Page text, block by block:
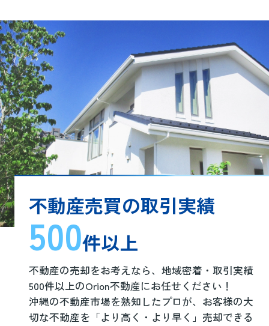
3190万円
物件詳細へ
【新着物件紹介】
グラファーレうるま市勝連平安名４期
３棟2号棟
3390万円
物件詳細へ
2026.07.16
うるま市勝連の新築一
戸建てを検討中の方
へ！相場価格の見方と
予...
うるま市勝連で新築一
戸建てを検討し始める
と、まず気になるのが
不動産売買の取引実績
500件以上
不動産の売却をお考えなら、地域密着・取引実績
500件以上のOrion不動産にお任せください！
沖縄の不動産市場を熟知したプロが、お客様の大
切な不動産を「より高く・より早く」売却できる